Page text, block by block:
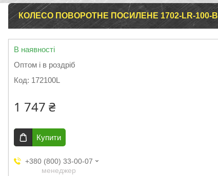
КОЛЕСО ПОВОРОТНЕ ПОСИЛЕНЕ 1702-LR-100-B
В наявності
Оптом і в роздріб
Код: 172100L
1 747 ₴
Купити
+380 (800) 33-00-07
менеджер